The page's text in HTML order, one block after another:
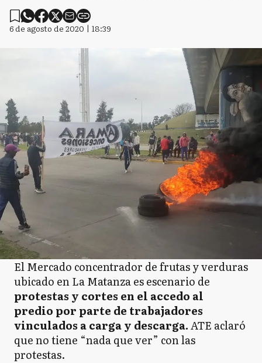
6 de agosto de 2020 | 18:39
El Mercado concentrador de frutas y verduras
ubicado en La Matanza es escenario de
protestas y cortes en el accedo al
predio por parte de trabajadores
vinculados a carga y descarga.ATE aclaró
que no tiene “nada que ver” con las
protestas.